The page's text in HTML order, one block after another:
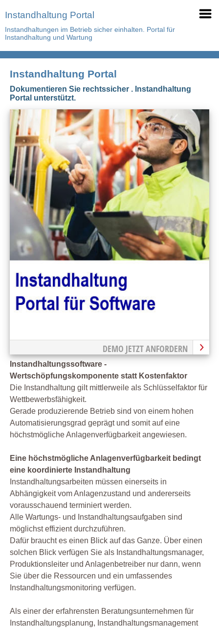
Instandhaltung Portal
Instandhaltungen im Betrieb sicher einhalten. Portal für
Instandhaltung und Wartung
Instandhaltung Portal
Dokumentieren Sie rechtssicher . Instandhaltung
Portal unterstützt.
DEMO JETZT ANFORDERN
Instandhaltungssoftware -
Wertschöpfungskomponente statt Kostenfaktor
Die Instandhaltung gilt mittlerweile als Schlüsselfaktor für
Wettbewerbsfähigkeit.
Gerade produzierende Betrieb sind von einem hohen
Automatisierungsgrad geprägt und somit auf eine
höchstmögliche Anlagenverfügbarkeit angewiesen.
Eine höchstmögliche Anlagenverfügbarkeit bedingt
eine koordinierte Instandhaltung
Instandhaltungsarbeiten müssen einerseits in
Abhängigkeit vom Anlagenzustand und andererseits
vorausschauend terminiert werden.
Alle Wartungs- und Instandhaltungsaufgaben sind
möglichst effizient durchzuführen.
Dafür braucht es einen Blick auf das Ganze. Über einen
solchen Blick verfügen Sie als Instandhaltungsmanager,
Produktionsleiter und Anlagenbetreiber nur dann, wenn
Sie über die Ressourcen und ein umfassendes
Instandhaltungsmonitoring verfügen.
Als einer der erfahrensten Beratungsunternehmen für
Instandhaltungsplanung, Instandhaltungsmanagement